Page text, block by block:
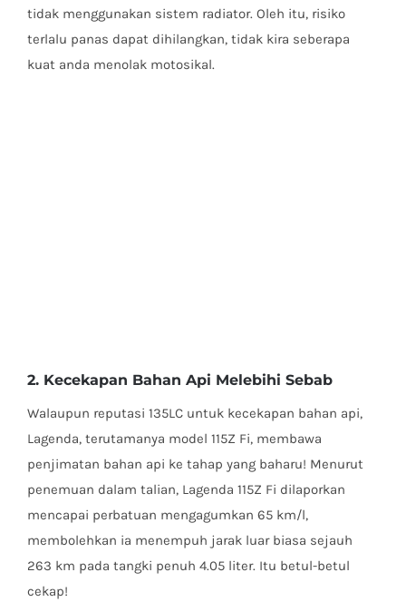
tidak menggunakan sistem radiator. Oleh itu, risiko
terlalu panas dapat dihilangkan, tidak kira seberapa
kuat anda menolak motosikal.
2. Kecekapan Bahan Api Melebihi Sebab
Walaupun reputasi 135LC untuk kecekapan bahan api,
Lagenda, terutamanya model 115Z Fi, membawa
penjimatan bahan api ke tahap yang baharu! Menurut
penemuan dalam talian, Lagenda 115Z Fi dilaporkan
mencapai perbatuan mengagumkan 65 km/l,
membolehkan ia menempuh jarak luar biasa sejauh
263 km pada tangki penuh 4.05 liter. Itu betul-betul
cekap!